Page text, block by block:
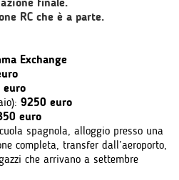
RC che è a parte.
Exchange
euro
9250 euro
euro
spagnola, alloggio presso una
completa, transfer dall’aeroporto,
che arrivano a settembre